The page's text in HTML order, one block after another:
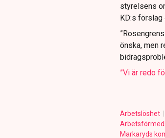
styrelsens
KD:s
önska, men
”Vi är redo
Arbetslöshet
Markaryds